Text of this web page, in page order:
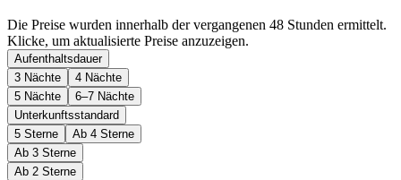
Die Preise wurden innerhalb der vergangenen 48 Stunden ermittelt.
Klicke, um aktualisierte Preise anzuzeigen.
Aufenthaltsdauer
3 Nächte
4 Nächte
5 Nächte
6–7 Nächte
Unterkunftsstandard
5 Sterne
Ab 4 Sterne
Ab 3 Sterne
Ab 2 Sterne